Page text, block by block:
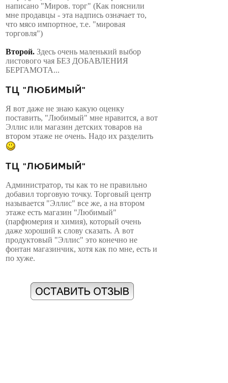
написано "Миров. торг" (Как пояснили
мне продавцы - эта надпись означает то,
что мясо импортное, т.е. "мировая
торговля")
Второй. Здесь очень маленький выбор
листового чая БЕЗ ДОБАВЛЕНИЯ
БЕРГАМОТА...
ТЦ "ЛЮБИМЫЙ"
Я вот даже не знаю какую оценку
поставить, "Любимый" мне нравится, а вот
Эллис или магазин детских товаров на
втором этаже не очень. Надо их разделить
ТЦ "ЛЮБИМЫЙ"
Администратор, ты как то не правильно
добавил торговую точку. Торговый центр
называется "Эллис" все же, а на втором
этаже есть магазин "Любимый"
(парфюмерия и химия), который очень
даже хороший к слову сказать. А вот
продуктовый "Эллис" это конечно не
фонтан магазинчик, хотя как по мне, есть и
по хуже.